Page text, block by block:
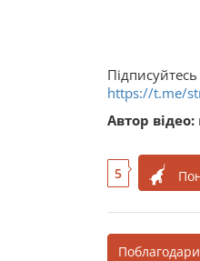
https://t.me/
Автор відео:
5